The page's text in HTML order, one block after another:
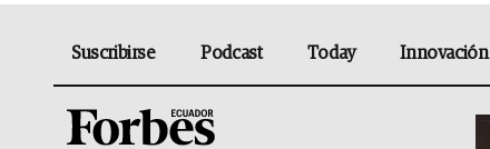
Suscribirse Podcast Today Innovación